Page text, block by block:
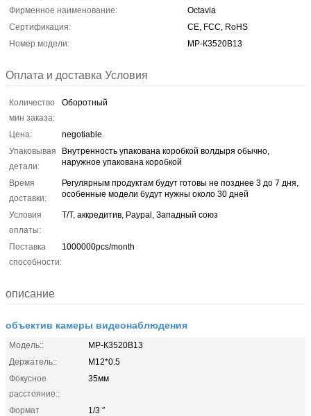
Фирменное наименование:
Octavia
Сертификация:
CE, FCC, RoHS
Номер модели:
МР-К3520В13
Оплата и доставка Условия
Количество
мин заказа:
Оборотный
Цена:
negotiable
Упаковывая
детали:
Внутренность упакована коробкой волдыря обычно,
наружное упакована коробкой
Время
доставки:
Регулярным продуктам будут готовы не позднее 3 до 7 дня,
особенные модели будут нужны около 30 дней
Условия
оплаты:
T/T, аккредитив, Paypal, Западный союз
Поставка
способности:
1000000pcs/month
описание
объектив камеры видеонаблюдения
Модель::
МР-К3520В13
Держатель::
М12*0.5
Фокусное
расстояние::
35мм
Формат
1/3 ″